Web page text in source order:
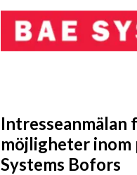
Intresseanmälan
möjligheter
Systems Bofors